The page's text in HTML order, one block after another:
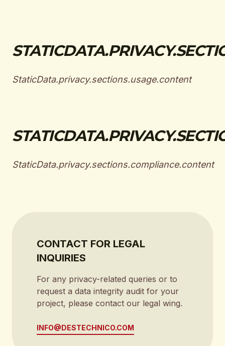
StaticData.privacy.sections.usage.content
StaticData.privacy.sections.compliance.content
CONTACT FOR LEGAL
INQUIRIES
For any privacy-related queries or to
request a data integrity audit for your
project, please contact our legal wing.
INFO@DESTECHNICO.COM